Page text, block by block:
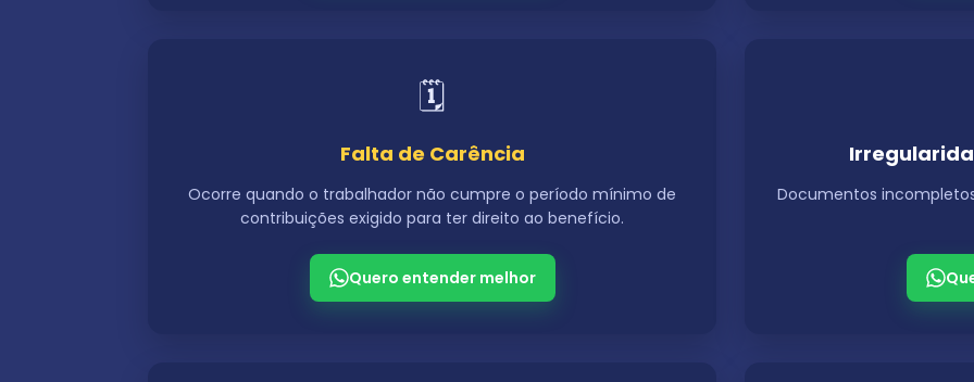
🗓️
Falta de Carência
Ocorre quando o trabalhador não cumpre o período mínimo de
contribuições exigido para ter direito ao benefício.
Quero entender melhor
Documentos